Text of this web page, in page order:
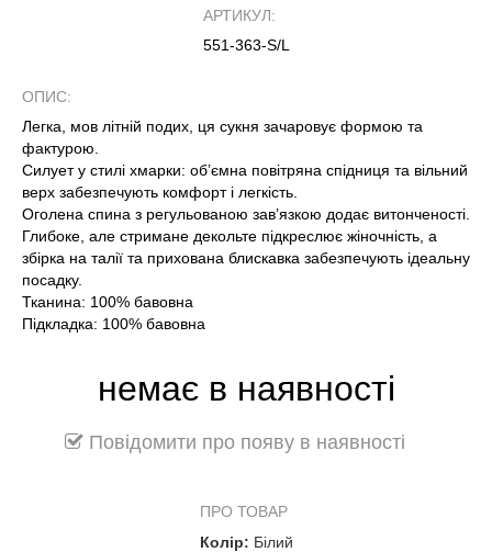
АРТИКУЛ:
551-363-S/L
ОПИС:
Легка, мов літній подих, ця сукня зачаровує формою та
фактурою.
Силует у стилі хмарки: об’ємна повітряна спідниця та вільний
верх забезпечують комфорт і легкість.
Оголена спина з регульованою зав’язкою додає витонченості.
Глибоке, але стримане декольте підкреслює жіночність, а
збірка на талії та прихована блискавка забезпечують ідеальну
посадку.
Тканина: 100% бавовна
Підкладка: 100% бавовна
немає в наявності
Повідомити про появу в наявності
ПРО ТОВАР
Колір: Білий